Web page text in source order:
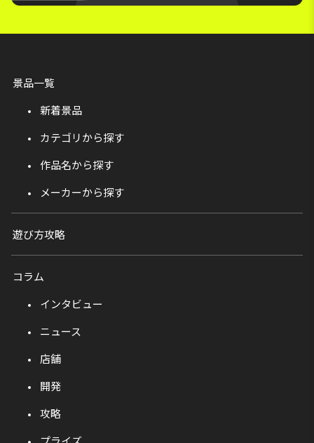
景品一覧
新着景品
カテゴリから探す
作品名から探す
メーカーから探す
遊び方攻略
コラム
インタビュー
ニュース
店舗
開発
攻略